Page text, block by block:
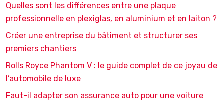
Quelles sont les différences entre une plaque
professionnelle en plexiglas, en aluminium et en laiton ?
Créer une entreprise du bâtiment et structurer ses
premiers chantiers
Rolls Royce Phantom V : le guide complet de ce joyau de
l’automobile de luxe
Faut-il adapter son assurance auto pour une voiture